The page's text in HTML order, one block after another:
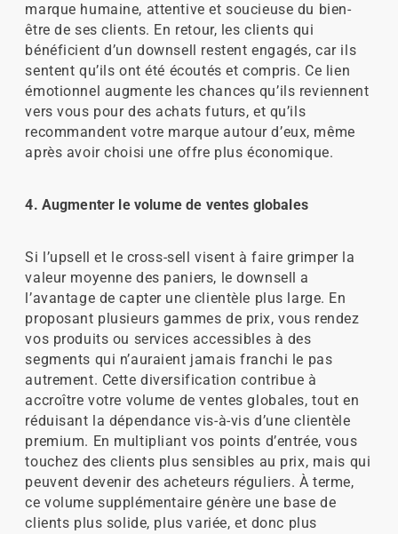
marque humaine, attentive et soucieuse du bien-
être de ses clients. En retour, les clients qui
bénéficient d’un downsell restent engagés, car ils
sentent qu’ils ont été écoutés et compris. Ce lien
émotionnel augmente les chances qu’ils reviennent
vers vous pour des achats futurs, et qu’ils
recommandent votre marque autour d’eux, même
après avoir choisi une offre plus économique.
4. Augmenter le volume de ventes globales
Si l’upsell et le cross-sell visent à faire grimper la
valeur moyenne des paniers, le downsell a
l’avantage de capter une clientèle plus large. En
proposant plusieurs gammes de prix, vous rendez
vos produits ou services accessibles à des
segments qui n’auraient jamais franchi le pas
autrement. Cette diversification contribue à
accroître votre volume de ventes globales, tout en
réduisant la dépendance vis-à-vis d’une clientèle
premium. En multipliant vos points d’entrée, vous
touchez des clients plus sensibles au prix, mais qui
peuvent devenir des acheteurs réguliers. À terme,
ce volume supplémentaire génère une base de
clients plus solide, plus variée, et donc plus